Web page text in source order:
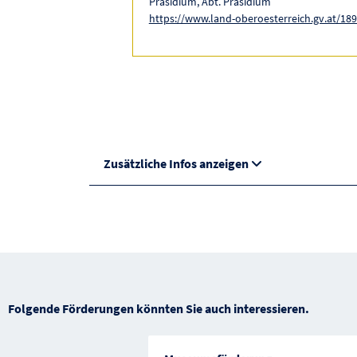
https://www.land-oberoesterreich.gv.at/
Zusätzliche Infos anzeigen
Folgende Förderungen könnten Sie auch interessieren.